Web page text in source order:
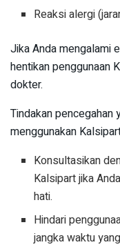
Reaksi alergi
Jika Anda mengalami
hentikan penggunaan
dokter.
Tindakan pencegahan
menggunakan
Konsultasikan
Kalsipart jika
hati.
Hindari
jangka waktu